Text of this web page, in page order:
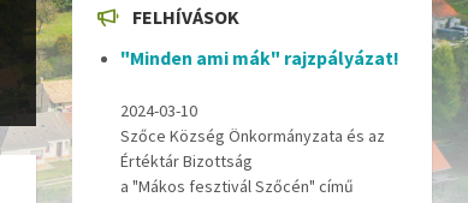
FELHÍVÁSOK
"Minden ami mák" rajzpályázat!
2024-03-10
Szőce Község Önkormányzata és az
Értéktár Bizottság
a "Mákos fesztivál Szőcén" című